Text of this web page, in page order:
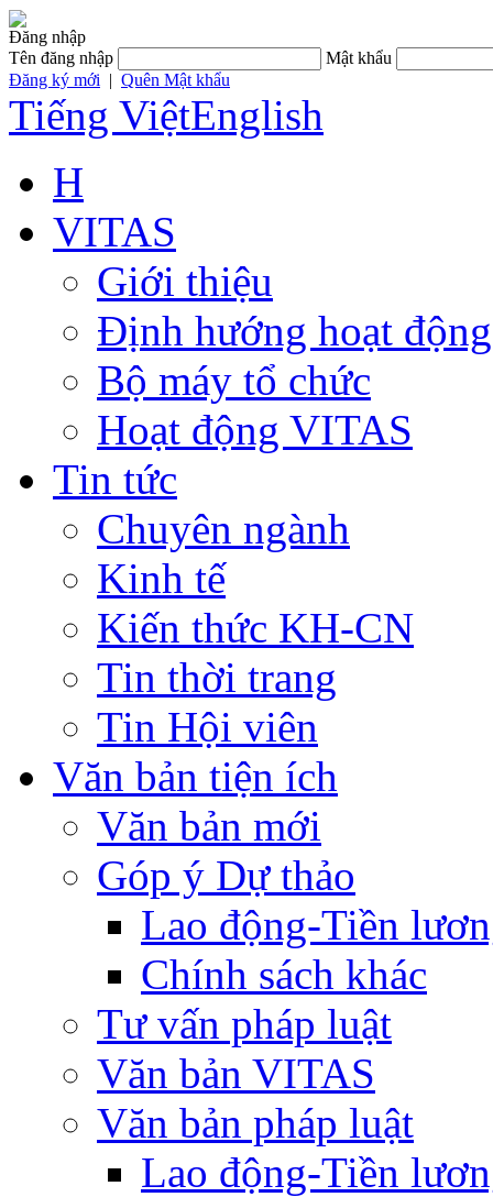
Đăng nhập
Tên đăng nhập
Mật khẩu
Đăng ký mới | Quên Mật khẩu
Tiếng ViệtEnglish
H
VITAS
Giới thiệu
Định hướng hoạt động
Bộ máy tổ chức
Hoạt động VITAS
Tin tức
Chuyên ngành
Kinh tế
Kiến thức KH-CN
Tin thời trang
Tin Hội viên
Văn bản tiện ích
Văn bản mới
Góp ý Dự thảo
Lao động-Tiền
Chính sách khác
Tư vấn pháp luật
Văn bản VITAS
Văn bản pháp luật
Lao động-Tiền